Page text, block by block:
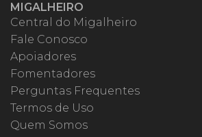
MIGALHEIRO
Central do Migalheiro
Fale Conosco
Apoiadores
Fomentadores
Perguntas Frequentes
Termos de Uso
Quem Somos